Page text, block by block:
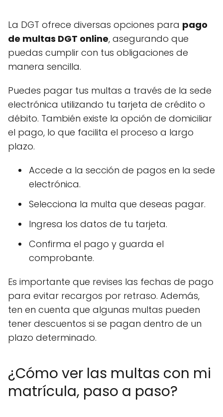
La DGT ofrece diversas opciones para pago
de multas DGT online, asegurando que
puedas cumplir con tus obligaciones de
manera sencilla.
Puedes pagar tus multas a través de la sede
electrónica utilizando tu tarjeta de crédito o
débito. También existe la opción de domiciliar
el pago, lo que facilita el proceso a largo
plazo.
Accede a la sección de pagos en la sede
electrónica.
Selecciona la multa que deseas pagar.
Ingresa los datos de tu tarjeta.
Confirma el pago y guarda el
comprobante.
Es importante que revises las fechas de pago
para evitar recargos por retraso. Además,
ten en cuenta que algunas multas pueden
tener descuentos si se pagan dentro de un
plazo determinado.
¿Cómo ver las multas con mi
matrícula, paso a paso?